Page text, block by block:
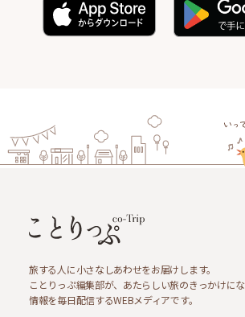
旅する人に小さなしあわせをお届けします。
ことりっぷ編集部が、あたらしい旅のきっかけに
情報を毎日配信するWEBメディアです。